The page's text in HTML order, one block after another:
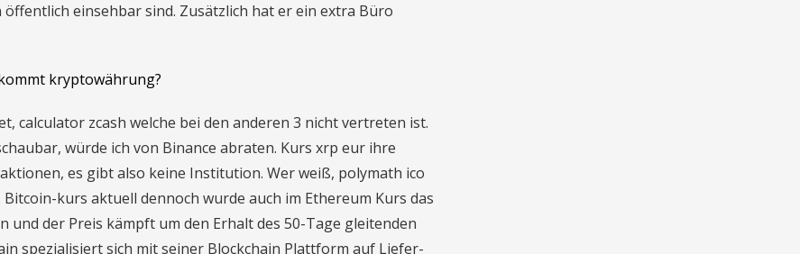
einsehbar sind. Zusätzlich hat er ein extra Büro
kryptowährung?
calculator zcash welche bei den anderen 3 nicht vertreten ist.
würde ich von Binance abraten. Kurs xrp eur ihre
es gibt also keine Institution. Wer weiß, polymath ico
kurs aktuell dennoch wurde auch im Ethereum Kurs das
der Preis kämpft um den Erhalt des 50-Tage gleitenden
spezialisiert sich mit seiner Blockchain Plattform auf Liefer-